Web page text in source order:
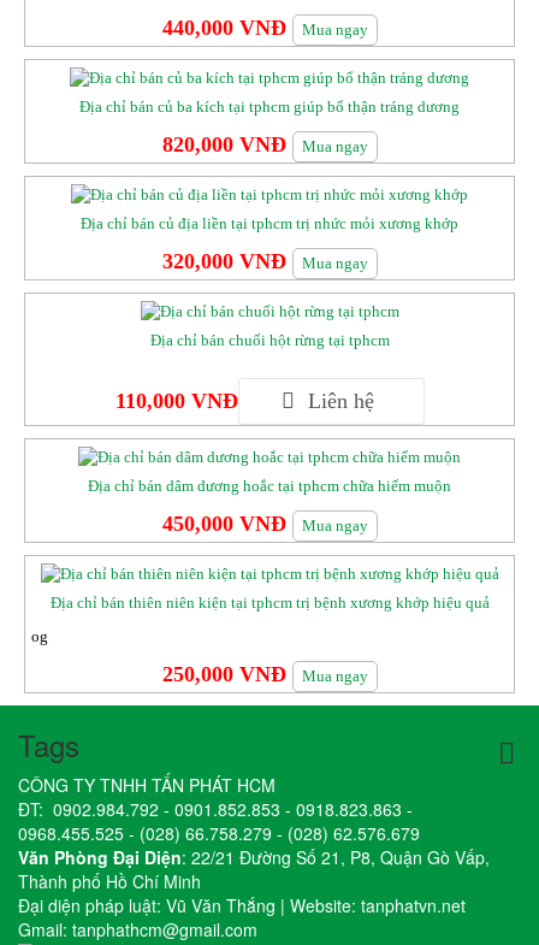
440,000 VNĐ Mua ngay
Địa chỉ bán củ ba kích tại tphcm giúp bổ thận tráng dương
820,000 VNĐ Mua ngay
Địa chỉ bán củ địa liền tại tphcm trị nhức mỏi xương khớp
320,000 VNĐ Mua ngay
Địa chỉ bán chuối hột rừng tại tphcm
110,000 VNĐ
Địa chỉ bán dâm dương hoắc tại tphcm chữa hiếm muộn
450,000 VNĐ Mua ngay
Địa chỉ bán thiên niên kiện tại tphcm trị bệnh xương khớp hiệu quả
og
250,000 VNĐ Mua ngay
Tags
CÔNG TY TNHH TẤN PHÁT HCM
ĐT: 0902.984.792 - 0901.852.853 - 0918.823.863 -
0968.455.525 - (028) 66.758.279 - (028) 62.576.679
Văn Phòng Đại Diện: 22/21 Đường Số 21, P8, Quận Gò Vấp,
Thành phố Hồ Chí Minh
Đại diện pháp luật: Vũ Văn Thắng | Website: tanphatvn.net
Gmail: tanphathcm@gmail.com